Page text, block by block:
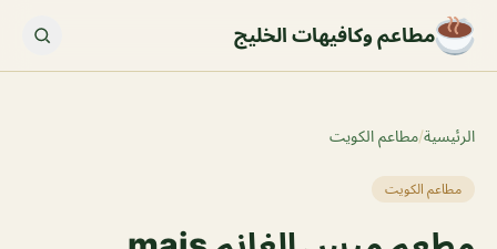
مطاعم وكافيهات الخليج
الرئيسية/مطاعم الكويت
مطاعم الكويت